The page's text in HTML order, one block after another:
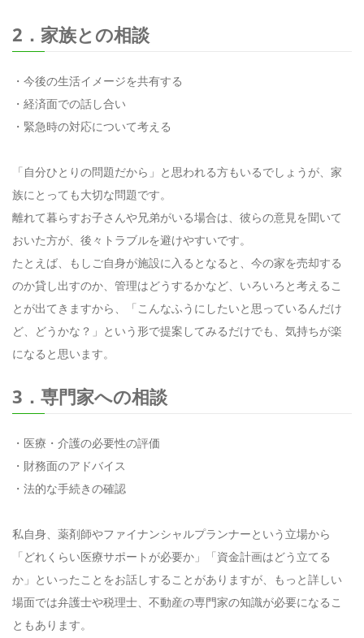
2．家族との相談
・今後の生活イメージを共有する
・経済面での話し合い
・緊急時の対応について考える
「自分ひとりの問題だから」と思われる方もいるでしょうが、家
族にとっても大切な問題です。
離れて暮らすお子さんや兄弟がいる場合は、彼らの意見を聞いて
おいた方が、後々トラブルを避けやすいです。
たとえば、もしご自身が施設に入るとなると、今の家を売却する
のか貸し出すのか、管理はどうするかなど、いろいろと考えるこ
とが出てきますから、「こんなふうにしたいと思っているんだけ
ど、どうかな？」という形で提案してみるだけでも、気持ちが楽
になると思います。
3．専門家への相談
・医療・介護の必要性の評価
・財務面のアドバイス
・法的な手続きの確認
私自身、薬剤師やファイナンシャルプランナーという立場から
「どれくらい医療サポートが必要か」「資金計画はどう立てる
か」といったことをお話しすることがありますが、もっと詳しい
場面では弁護士や税理士、不動産の専門家の知識が必要になるこ
ともあります。